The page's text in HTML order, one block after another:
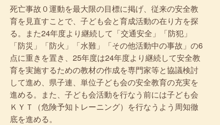
死亡事故０運動を最大限の目標に掲げ、従来の安全教
育を見直すことで、子ども会と育成活動の在り方を探
る。また24年度より継続して「交通安全」「防犯」
「防災」「防火」「水難」「その他活動中の事故」の6
点に重きを置き、25年度は24年度より継続して安全教
育を実施するための教材の作成を専門家等と協議検討
して進め、県子連、単位子ども会の安全教育の充実を
進める。また、子ども会活動を行なう前には子ども会
ＫＹＴ（危険予知トレーニング）を行なうよう周知徹
底を進める。